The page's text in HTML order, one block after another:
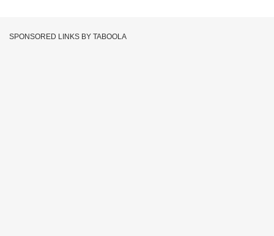
SPONSORED LINKS BY TABOOLA